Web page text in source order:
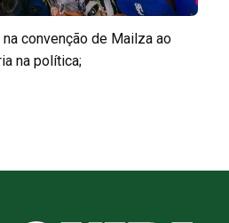
convenção de Mailza ao
na política;